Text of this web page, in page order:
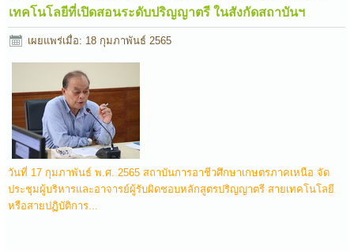
เทคโนโลยีที่เปิดสอนระดับปริญญาตรี ในสังกัดสถาบันฯ
เผยแพร่เมื่อ: 18 กุมภาพันธ์ 2565
วันที่ 17 กุมภาพันธ์ พ.ศ. 2565 สถาบันการอาชีวศึกษาเกษตรภาคเหนือ จัด
ประชุมผู้บริหารและอาจารย์ผู้รับผิดชอบหลักสูตรปริญญาตรี สายเทคโนโลยี
หรือสายปฏิบัติการ...